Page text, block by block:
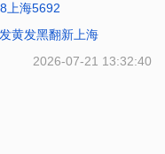
上海5692
2026-07-23 07:10:56
黄发黑翻新上海
2026-07-22 07:48:48
2026-07-21 13:32:40